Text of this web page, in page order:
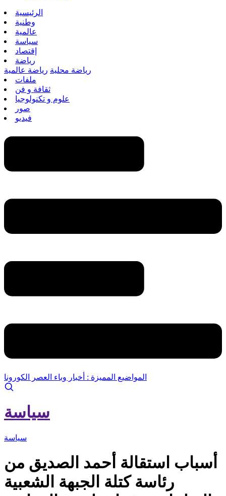
الرئيسية
وطنية
عالمية
سياسة
إقتصاد
رياضة
رياضة محلية رياضة عالمية
ملفات
ثقافة و فن
علوم و تكنولوجيا
صور
فيديو
المواضيع المميزة : أخبار وباء العصر الكورونا
سياسة
سياسة
أسباب استقالة أحمد الصديق من
رئاسة كتلة الجبهة الشعبية